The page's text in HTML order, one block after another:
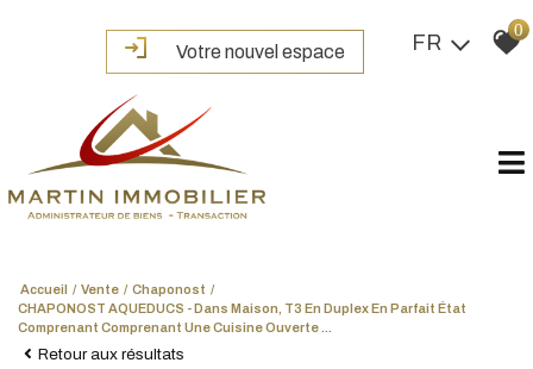
Votre nouvel espace FR
0
Accueil Vente
Chaponost
CHAPONOST AQUEDUCS - Dans Maison, T3 En Duplex En Parfait État
Comprenant Comprenant Une Cuisine Ouverte ...
Retour aux résultats